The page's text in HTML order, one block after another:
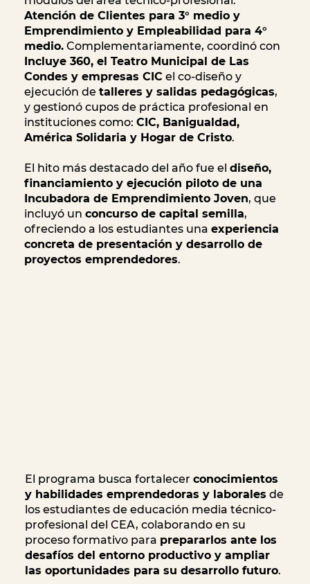
El programa busca fortalecer conocimientos
y habilidades emprendedoras y laborales de
los estudiantes de educación media técnico-
profesional del CEA, colaborando en su
proceso formativo para prepararlos ante los
desafíos del entorno productivo y ampliar
las oportunidades para su desarrollo futuro.
Atención de Clientes para 3° medio y
Emprendimiento y Empleabilidad para 4°
medio. Complementariamente, coordinó con
Incluye 360, el Teatro Municipal de Las
Condes y empresas CIC el co-diseño y
ejecución de talleres y salidas pedagógicas,
y gestionó cupos de práctica profesional en
instituciones como: CIC, Banigualdad,
América Solidaria y Hogar de Cristo.
El hito más destacado del año fue el diseño,
financiamiento y ejecución piloto de una
Incubadora de Emprendimiento Joven, que
incluyó un concurso de capital semilla,
ofreciendo a los estudiantes una experiencia
concreta de presentación y desarrollo de
proyectos emprendedores.